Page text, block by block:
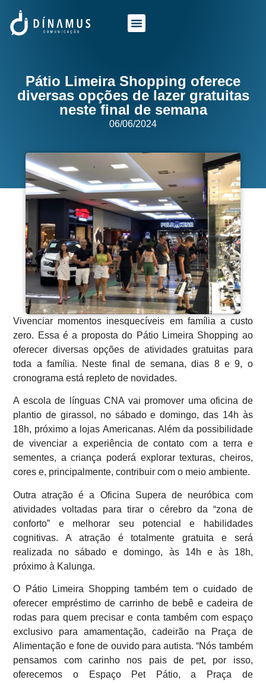
Pátio Limeira Shopping oferece
diversas opções de lazer gratuitas
neste final de semana
06/06/2024
Vivenciar momentos inesquecíveis em família a custo
zero. Essa é a proposta do Pátio Limeira Shopping ao
oferecer diversas opções de atividades gratuitas para
toda a família. Neste final de semana, dias 8 e 9, o
cronograma está repleto de novidades.
A escola de línguas CNA vai promover uma oficina de
plantio de girassol, no sábado e domingo, das 14h às
18h, próximo a lojas Americanas. Além da possibilidade
de vivenciar a experiência de contato com a terra e
sementes, a criança poderá explorar texturas, cheiros,
cores e, principalmente, contribuir com o meio ambiente.
Outra atração é a Oficina Supera de neuróbica com
atividades voltadas para tirar o cérebro da “zona de
conforto” e melhorar seu potencial e habilidades
cognitivas. A atração é totalmente gratuita e será
realizada no sábado e domingo, às 14h e às 18h,
próximo à Kalunga.
O Pátio Limeira Shopping também tem o cuidado de
oferecer empréstimo de carrinho de bebê e cadeira de
rodas para quem precisar e conta também com espaço
exclusivo para amamentação, cadeirão na Praça de
Alimentação e fone de ouvido para autista. “Nós também
pensamos com carinho nos pais de pet, por isso,
oferecemos o Espaço Pet Pátio, a Praça de